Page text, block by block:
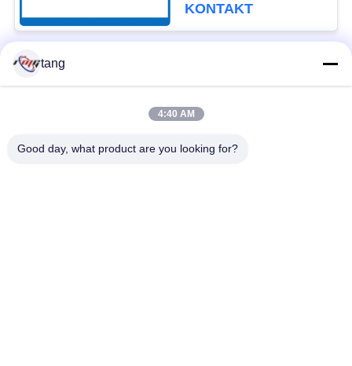
KONTAKT
Beliebte Kategorien
tang
4:40 AM
Good day, what product are you looking for?